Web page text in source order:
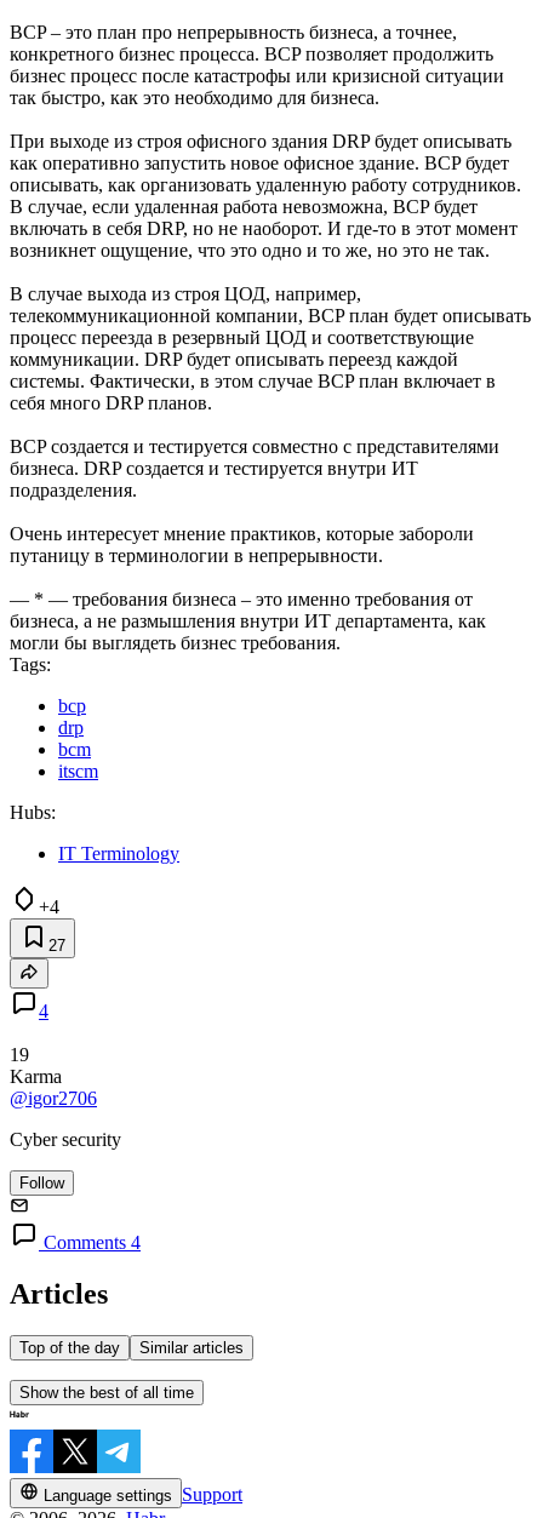
BCP – это план про непрерывность бизнеса, а точнее,
конкретного бизнес процесса. BCP позволяет продолжить
бизнес процесс после катастрофы или кризисной ситуации
так быстро, как это необходимо для бизнеса.
При выходе из строя офисного здания DRP будет описывать
как оперативно запустить новое офисное здание. BCP будет
описывать, как организовать удаленную работу сотрудников.
В случае, если удаленная работа невозможна, BCP будет
включать в себя DRP, но не наоборот. И где-то в этот момент
возникнет ощущение, что это одно и то же, но это не так.
В случае выхода из строя ЦОД, например,
телекоммуникационной компании, BCP план будет описывать
процесс переезда в резервный ЦОД и соответствующие
коммуникации. DRP будет описывать переезд каждой
системы. Фактически, в этом случае BCP план включает в
себя много DRP планов.
BCP создается и тестируется совместно с представителями
бизнеса. DRP создается и тестируется внутри ИТ
подразделения.
Очень интересует мнение практиков, которые забороли
путаницу в терминологии в непрерывности.
— * — требования бизнеса – это именно требования от
бизнеса, а не размышления внутри ИТ департамента, как
могли бы выглядеть бизнес требования.​
Tags:
bcp
drp
bcm
itscm
Hubs:
IT Terminology
+4
27
4
19
Karma
@igor2706
Cyber security
Follow
Comments 4
Articles
Top of the day Similar articles
Show the best of all time
Language settings
Support